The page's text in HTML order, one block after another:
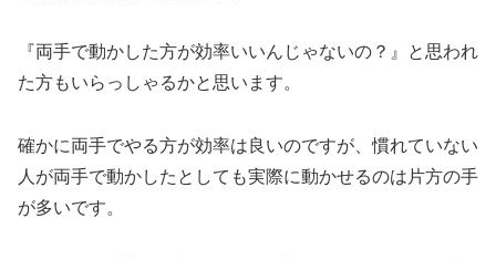
『両手で動かした方が効率いいんじゃないの？』と思われ
た方もいらっしゃるかと思います。
確かに両手でやる方が効率は良いのですが、慣れていない
人が両手で動かしたとしても実際に動かせるのは片方の手
が多いです。